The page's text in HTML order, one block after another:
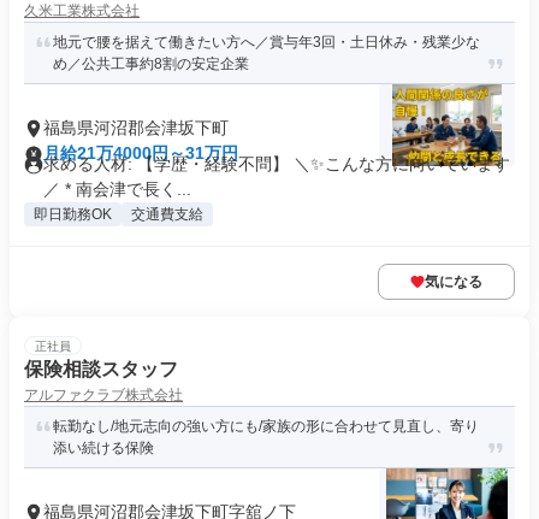
久米工業株式会社
地元で腰を据えて働きたい方へ／賞与年3回・土日休み・残業少な
め／公共工事約8割の安定企業
福島県河沼郡会津坂下町
月給21万4000円～31万円
求める人材: 【学歴・経験不問】 ＼✨こんな方に向いています
／ * 南会津で長く...
即日勤務OK 交通費支給
気になる
正社員
保険相談スタッフ
アルファクラブ株式会社
転勤なし/地元志向の強い方にも/家族の形に合わせて見直し、寄り
添い続ける保険
福島県河沼郡会津坂下町字舘ノ下